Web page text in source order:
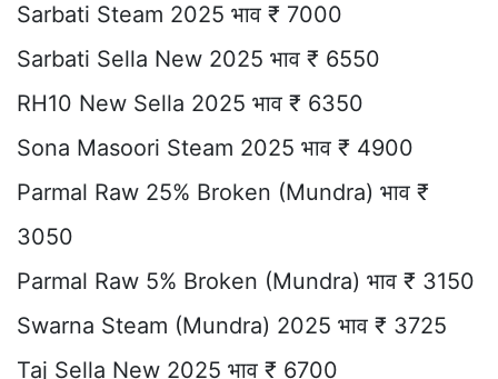
Sarbati Steam 2025 भाव ₹ 7000
Sarbati Sella New 2025 भाव ₹ 6550
RH10 New Sella 2025 भाव ₹ 6350
Sona Masoori Steam 2025 भाव ₹ 4900
Parmal Raw 25% Broken (Mundra) भाव ₹
3050
Parmal Raw 5% Broken (Mundra) भाव ₹ 3150
Swarna Steam (Mundra) 2025 भाव ₹ 3725
Taj Sella New 2025 भाव ₹ 6700